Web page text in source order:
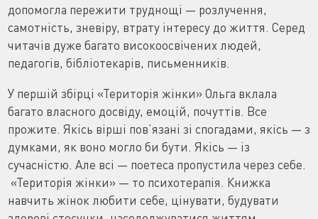
допомогла пережити труднощі — розлучення,
самотність, зневіру, втрату інтересу до життя. Серед
читачів дуже багато високоосвічених людей,
педагогів, бібліотекарів, письменників.
У першій збірці «Територія жінки» Ольга вклала
багато власного досвіду, емоцій, почуттів. Все
прожите. Якісь вірші пов’язані зі спогадами, якісь — з
думками, як воно могло би бути. Якісь — із
сучасністю. Але всі — поетеса пропустила через себе.
«Територія жінки» — то психотерапія. Книжка
навчить жінок любити себе, цінувати, будувати